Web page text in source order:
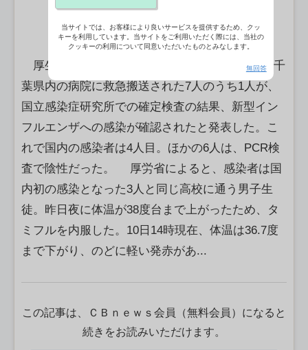
厚生労働省は5月10日午前、昨日に停留先から千
葉県内の病院に救急搬送された7人のうち1人が、
国立感染症研究所での確定検査の結果、新型イン
フルエンザへの感染が確認されたと発表した。こ
れで国内の感染者は4人目。ほかの6人は、PCR検
査で陰性だった。 厚労省によると、感染者は国
内初の感染となった3人と同じ高校に通う男子生
徒。昨日夜に体温が38度台まで上がったため、タ
ミフルを内服した。10日14時現在、体温は36.7度
まで下がり、のどに軽い発赤があ...
この記事は、ＣＢｎｅｗｓ会員（無料会員）になると
続きをお読みいただけます。
当サイトでは、お客様により良いサービスを提供するため、クッ
キーを利用しています。当サイトをご利用いただく際には、当社の
クッキーの利用について同意いただいたものとみなします。
無回答